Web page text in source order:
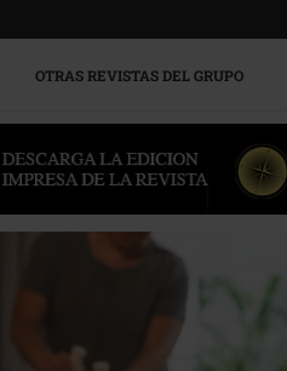
OTRAS REVISTAS DEL GRUPO